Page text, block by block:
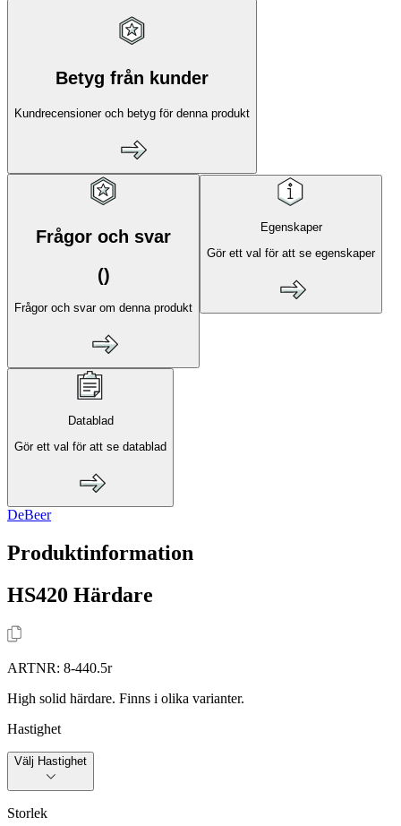
Betyg från kunder
Kundrecensioner och betyg för denna produkt
Frågor och svar
()
Frågor och svar om denna produkt
Egenskaper
Gör ett val för att se egenskaper
Datablad
Gör ett val för att se datablad
DeBeer
Produktinformation
HS420 Härdare
ARTNR: 8-440.5r
High solid härdare. Finns i olika varianter.
Hastighet
Välj Hastighet
Storlek